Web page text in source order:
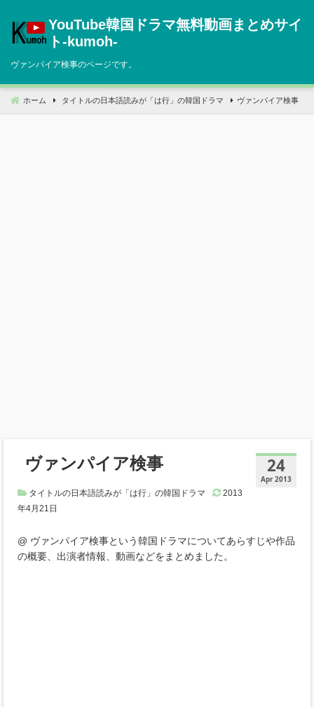
へ
動
YouTube韓国ドラマ無料動画まとめサイ
ト‐kumoh‐
ヴァンパイア検事のページです。
ホーム タイトルの日本語読みが「は行」の韓国ドラマ ヴァンパイア検事
24
Apr 2013
ヴァンパイア検事
タイトルの日本語読みが「は行」の韓国ドラマ
2013
年4月21日
@ ヴァンパイア検事という韓国ドラマについてあらすじや作品
の概要、出演者情報、動画などをまとめました。